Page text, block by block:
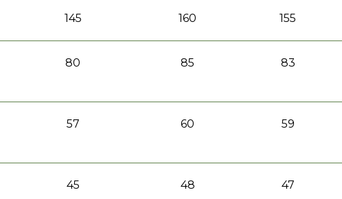
145 160 155
80 85 83
57 60 59
45 48 47